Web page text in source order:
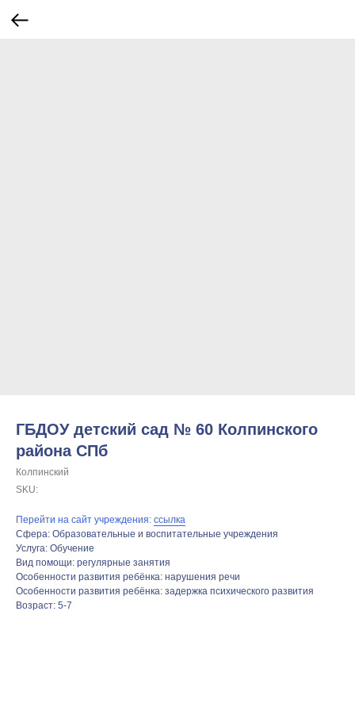
ГБДОУ детский сад № 60 Колпинского
района СПб
Колпинский
SKU:
Перейти на сайт учреждения: ссылка
Сфера: Образовательные и воспитательные учреждения
Услуга: Обучение
Вид помощи: регулярные занятия
Особенности развития ребёнка: нарушения речи
Особенности развития ребёнка: задержка психического развития
Возраст: 5-7